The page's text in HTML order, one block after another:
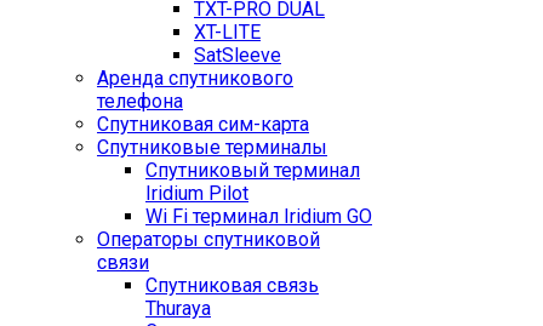
TXT-PRO DUAL
XT-LITE
SatSleeve
Аренда спутникового
телефона
Спутниковая сим-карта
Спутниковые терминалы
Спутниковый терминал
Iridium Pilot
Wi Fi терминал Iridium GO
Операторы спутниковой
связи
Спутниковая связь
Thuraya